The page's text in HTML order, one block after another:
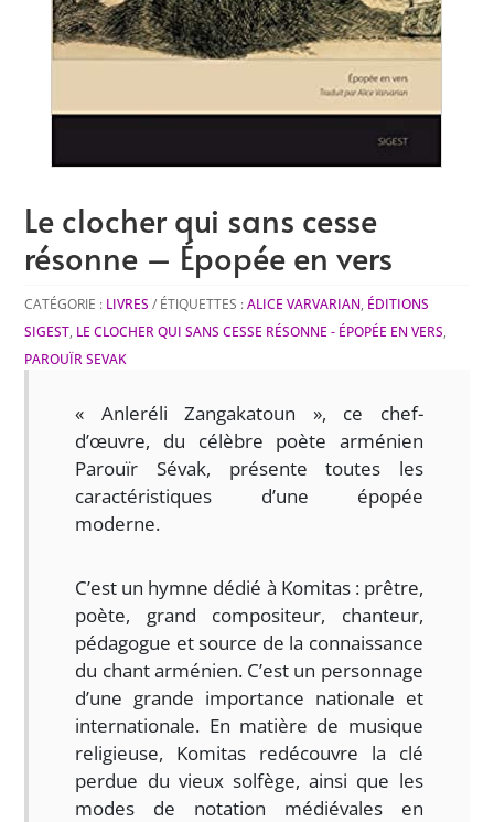
Le clocher qui sans cesse
résonne – Épopée en vers
CATÉGORIE : LIVRES ÉTIQUETTES :ALICE VARVARIAN, ÉDITIONS
SIGEST, LE CLOCHER QUI SANS CESSE RÉSONNE - ÉPOPÉE EN VERS,
PAROUÏR SEVAK
« Anleréli Zangakatoun », ce chef-
d’œuvre, du célèbre poète arménien
Parouïr Sévak, présente toutes les
caractéristiques d’une épopée
moderne.
C’est un hymne dédié à Komitas : prêtre,
poète, grand compositeur, chanteur,
pédagogue et source de la connaissance
du chant arménien. C’est un personnage
d’une grande importance nationale et
internationale. En matière de musique
religieuse, Komitas redécouvre la clé
perdue du vieux solfège, ainsi que les
modes de notation médiévales en